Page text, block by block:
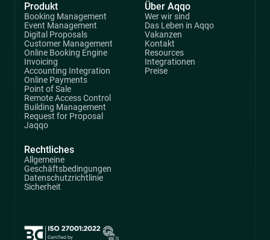
Produkt
Booking Management
Event Management
Digital Proposals
Customer Management
Online Booking Engine
Invoicing
Accounting Integration
Online Payments
Point of Sale
Remote Access Control
Building Management
Request for Proposal
Jaqqo
Über Aqqo
Wer wir sind
Das Leben in Aqqo
Vakanzen
Kontakt
Resources
Integrationen
Preise
Rechtliches
Allgemeine
Geschäftsbedingungen
Datenschutzrichtlinie
Sicherheit